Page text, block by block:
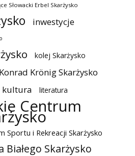
Słowacki Erbel Skarżysko
inwestycje
kolej Skarżysko
Konrad Krönig Skarżysko
kultura literatura
Centrum
Sportu i Rekreacji Skarżysko
Białego Skarżysko